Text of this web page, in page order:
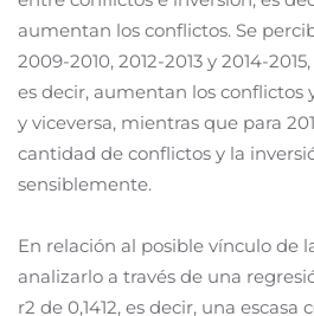
aumentan los conflictos. Se
2009-2010, 2012-2013 y 2014-
es decir, aumentan los conflictos
y viceversa, mientras que para
cantidad de conflictos y la
sensiblemente.
En relación al posible vínculo de
analizarlo a través de una
r2 de 0,1412, es decir, una escasa